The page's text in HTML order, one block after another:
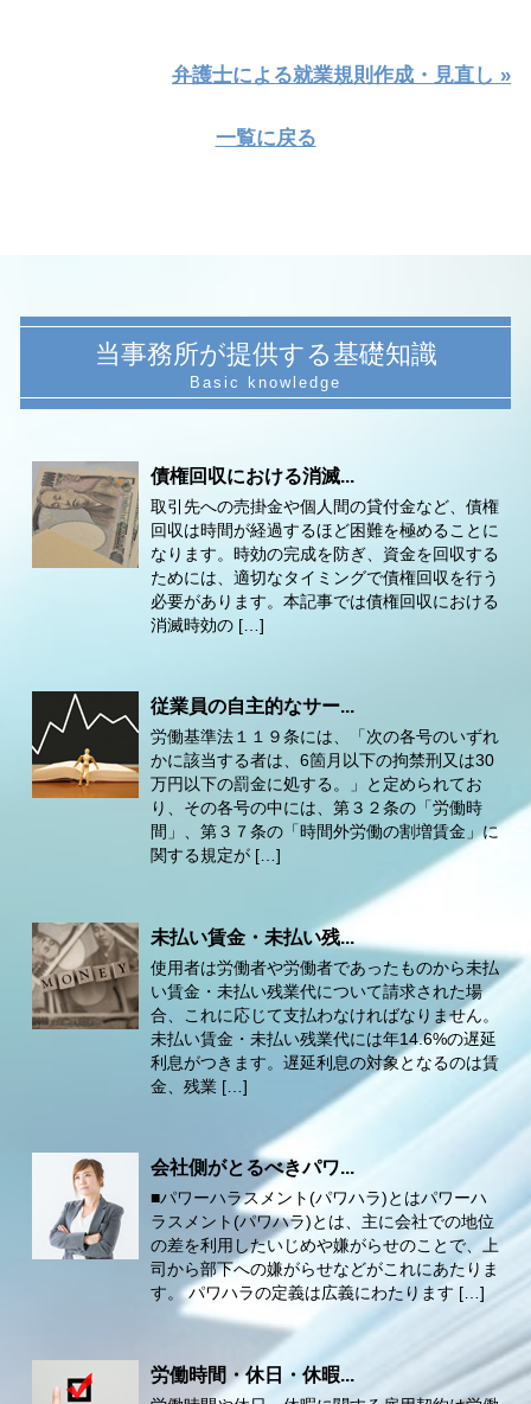
弁護士による就業規則作成・見直し »
一覧に戻る
当事務所が提供する基礎知識
債権回収における消滅...
取引先への売掛金や個人間の貸付金など、債権
回収は時間が経過するほど困難を極めることに
なります。時効の完成を防ぎ、資金を回収する
ためには、適切なタイミングで債権回収を行う
必要があります。本記事では債権回収における
消滅時効の […]
従業員の自主的なサー...
労働基準法１１９条には、「次の各号のいずれ
かに該当する者は、6箇月以下の拘禁刑又は30
万円以下の罰金に処する。」と定められてお
り、その各号の中には、第３２条の「労働時
間」、第３７条の「時間外労働の割増賃金」に
関する規定が […]
未払い賃金・未払い残...
使用者は労働者や労働者であったものから未払
い賃金・未払い残業代について請求された場
合、これに応じて支払わなければなりません。
未払い賃金・未払い残業代には年14.6%の遅延
利息がつきます。遅延利息の対象となるのは賃
金、残業 […]
会社側がとるべきパワ...
■パワーハラスメント(パワハラ)とはパワーハ
ラスメント(パワハラ)とは、主に会社での地位
の差を利用したいじめや嫌がらせのことで、上
司から部下への嫌がらせなどがこれにあたりま
す。 パワハラの定義は広義にわたります […]
労働時間・休日・休暇...